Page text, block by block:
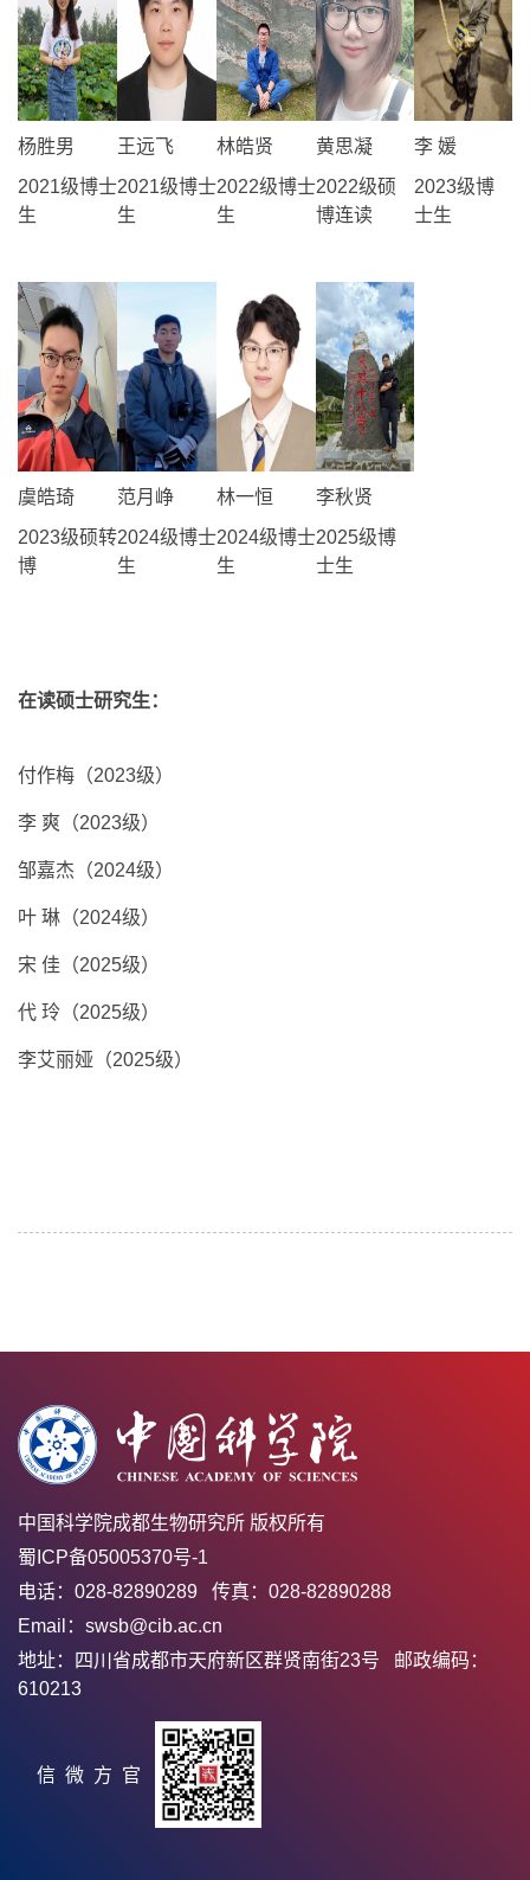
杨胜男
2021级博士
生
王远飞
2021级博士
生
林皓贤
2022级博士
生
黄思凝
2022级硕
博连读
李 媛
2023级博
士生
虞皓琦
2023级硕转
博
范月峥
2024级博士
生
林一恒
2024级博士
生
李秋贤
2025级博
士生
在读硕士研究生：
付作梅（2023级）
李 爽（2023级）
邹嘉杰（2024级）
叶 琳（2024级）
宋 佳（2025级）
代 玲（2025级）
李艾丽娅（2025级）
中国科学院成都生物研究所 版权所有
蜀ICP备05005370号-1
电话：028-82890289 传真：028-82890288
Email：swsb@cib.ac.cn
地址：四川省成都市天府新区群贤南街23号 邮政编码：
610213
官方微信